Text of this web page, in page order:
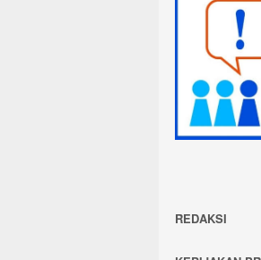
REDAKSI